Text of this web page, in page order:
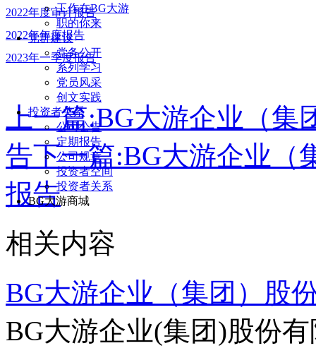
工作在BG大游
职的你来
党群建设
党务公开
系列学习
党员风采
创文实践
投资者关系
公司公告
定期报告
公司规章
投资者空间
投资者关系
BG大游商城
2022年度审计报告
2022年年度报告
2023年一季度报告
上一篇:BG大游企业（集
告下一篇:BG大游企业（
报告
相关内容
BG大游企业（集团）股
BG大游企业(集团)股份